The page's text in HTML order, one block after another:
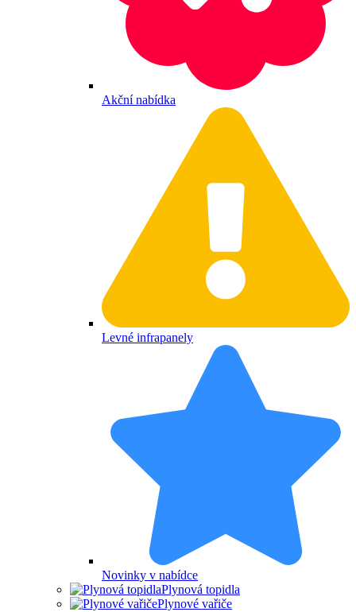
Akční nabídka
Levné infrapanely
Novinky v nabídce
Plynová topidla
Plynové vařiče